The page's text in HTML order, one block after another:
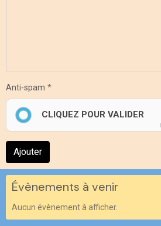
Anti-spam
CLIQUEZ POUR VALIDER
Ajouter
Évènements à venir
Aucun évènement à afficher.